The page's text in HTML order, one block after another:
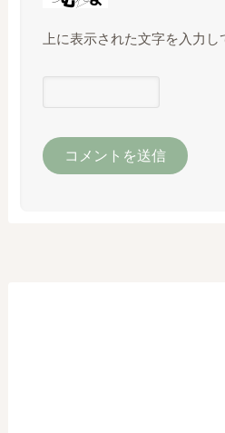
上に表示された文字を入力し